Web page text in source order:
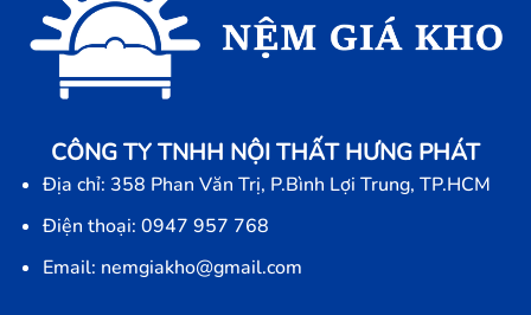
CÔNG TY TNHH NỘI THẤT HƯNG PHÁT
Địa chỉ: 358 Phan Văn Trị, P.Bình Lợi Trung, TP.HCM
Điện thoại: 0947 957 768
Email: nemgiakho@gmail.com